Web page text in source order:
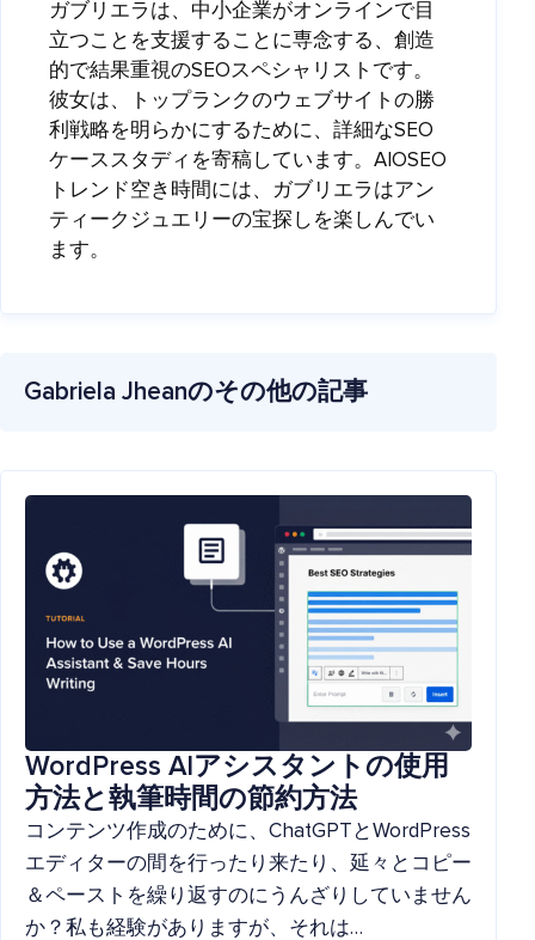
ガブリエラは、中小企業がオンラインで目
立つことを支援することに専念する、創造
的で結果重視のSEOスペシャリストです。
彼女は、トップランクのウェブサイトの勝
利戦略を明らかにするために、詳細なSEO
ケーススタディを寄稿しています。 AIOSEO
トレンド空き時間には、ガブリエラはアン
ティークジュエリーの宝探しを楽しんでい
ます。
Gabriela Jheanのその他の記事
WordPress AIアシスタントの使用
方法と執筆時間の節約方法
コンテンツ作成のために、ChatGPTとWordPress
エディターの間を行ったり来たり、延々とコピー
＆ペーストを繰り返すのにうんざりしていません
か？私も経験がありますが、それは…